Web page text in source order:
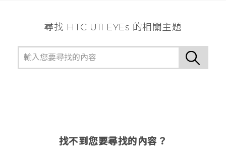
尋找 HTC U11 EYEs 的相關主題
找不到您要尋找的內容？